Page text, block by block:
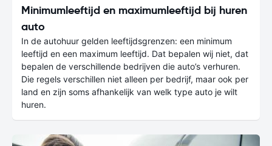
Minimumleeftijd en maximumleeftijd bij huren
auto
In de autohuur gelden leeftijdsgrenzen: een minimum
leeftijd en een maximum leeftijd. Dat bepalen wij niet, dat
bepalen de verschillende bedrijven die auto’s verhuren.
Die regels verschillen niet alleen per bedrijf, maar ook per
land en zijn soms afhankelijk van welk type auto je wilt
huren.